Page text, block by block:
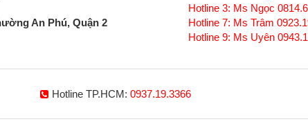
Hotline 3: Ms Ngọc
An Phú, Quận 2
Hotline 7: Ms Trâm
Hotline 9: Ms Uyên
Hotline TP.HCM: 0937.19.3366